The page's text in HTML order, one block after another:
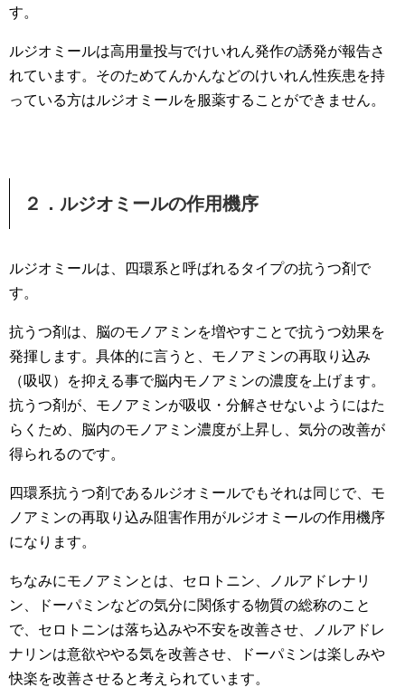
す。
ルジオミールは高用量投与でけいれん発作の誘発が報告さ
れています。そのためてんかんなどのけいれん性疾患を持
っている方はルジオミールを服薬することができません。
２．ルジオミールの作用機序
ルジオミールは、四環系と呼ばれるタイプの抗うつ剤で
す。
抗うつ剤は、脳のモノアミンを増やすことで抗うつ効果を
発揮します。具体的に言うと、モノアミンの再取り込み
（吸収）を抑える事で脳内モノアミンの濃度を上げます。
抗うつ剤が、モノアミンが吸収・分解させないようにはた
らくため、脳内のモノアミン濃度が上昇し、気分の改善が
得られるのです。
四環系抗うつ剤であるルジオミールでもそれは同じで、モ
ノアミンの再取り込み阻害作用がルジオミールの作用機序
になります。
ちなみにモノアミンとは、セロトニン、ノルアドレナリ
ン、ドーパミンなどの気分に関係する物質の総称のこと
で、セロトニンは落ち込みや不安を改善させ、ノルアドレ
ナリンは意欲ややる気を改善させ、ドーパミンは楽しみや
快楽を改善させると考えられています。